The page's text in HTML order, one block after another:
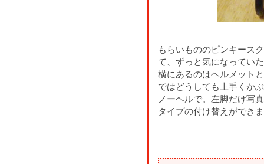
もらいもののピンキース
て、ずっと気になってい
横にあるのはヘルメット
ではどうしても上手くか
ノーヘルで。左脚だけ写
タイプの付け替えができ